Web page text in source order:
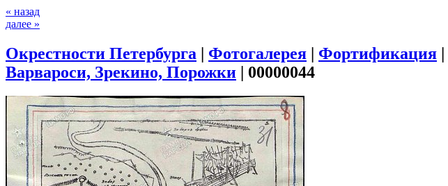
« назад
далее »
Окрестности Петербурга | Фотогалерея | Фортификация |
Варвароси, Зрекино, Порожки | 00000044